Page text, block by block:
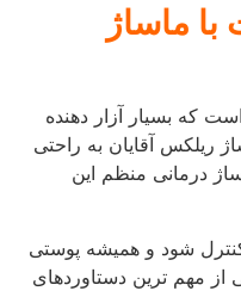
ماساژ
بسیار آزار دهنده
آقایان به راحتی
درمانی منظم این
شود و همیشه پوستی
مهم‌ ترین دستاوردهای